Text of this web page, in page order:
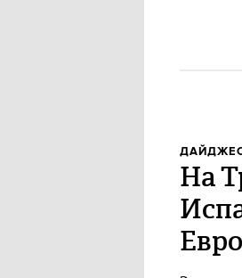
На